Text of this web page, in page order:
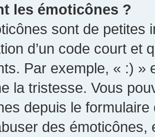
les émoticônes ?
sont de petites
d’un code court et
Par exemple, « :) »
la tristesse. Vous
depuis le
des